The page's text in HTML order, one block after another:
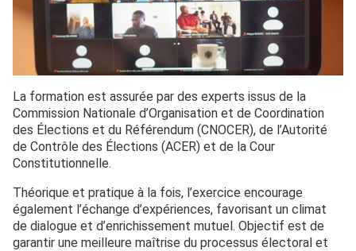
La formation est assurée par des experts issus de la
Commission Nationale d’Organisation et de Coordination
des Élections et du Référendum (CNOCER), de l’Autorité
de Contrôle des Élections (ACER) et de la Cour
Constitutionnelle.
Théorique et pratique à la fois, l’exercice encourage
également l’échange d’expériences, favorisant un climat
de dialogue et d’enrichissement mutuel. Objectif est de
garantir une meilleure maîtrise du processus électoral et